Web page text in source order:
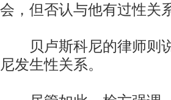
会，但否认与他有过性关
贝卢斯科尼的律师则说
尼发生性关系。